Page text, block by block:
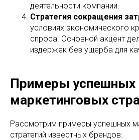
деятельности компании.
Стратегия сокращения
условиях экономического
спроса. Основной акцент
издержек без ущерба для
Примеры успешных
маркетинговых
Рассмотрим примеры успешных
стратегий известных брендов: